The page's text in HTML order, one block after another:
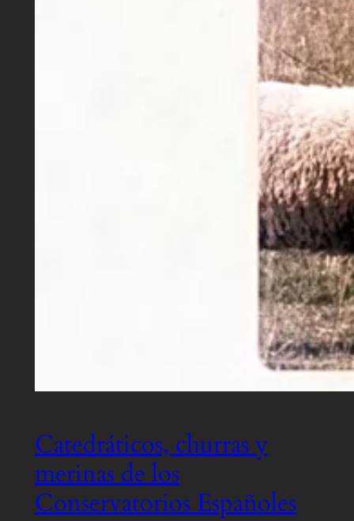
Catedráticos, churras y
merinas de los
Conservatorios Españoles